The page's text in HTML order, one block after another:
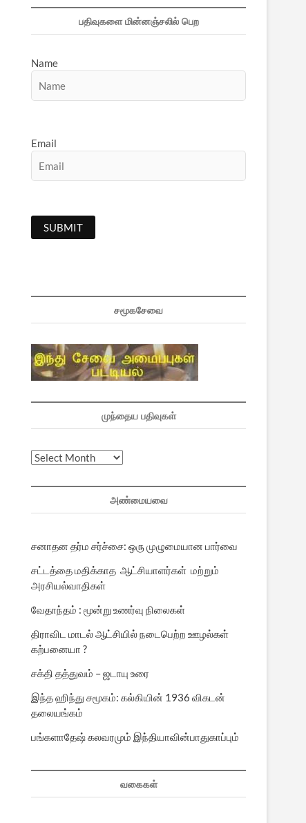
பதிவுகளை மின்னஞ்சலில் பெற
Name
Email
சமூகசேவை
முந்தைய பதிவுகள்
முந்தைய
அண்மையவை
சனாதன தர்ம சர்ச்சை: ஒரு முழுமையான பார்வை
சட்டத்தை மதிக்காத ஆட்சியாளர்கள் மற்றும்
அரசியல்வாதிகள்
வேதாந்தம் : மூன்று உணர்வு நிலைகள்
திராவிட மாடல் ஆட்சியில் நடைபெற்ற ஊழல்கள்
கற்பனையா ?
சக்தி தத்துவம் – ஜடாயு உரை
இந்த ஹிந்து சமூகம்: கல்கியின் 1936 விகடன்
தலையங்கம்
பங்களாதேஷ் கலவரமும் இந்தியாவின்பாதுகாப்பும்
வகைகள்